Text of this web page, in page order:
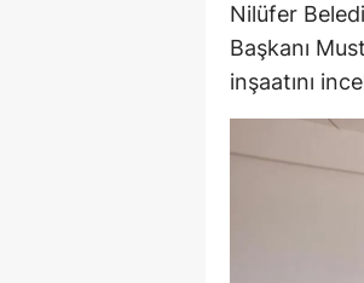
Nilüfer
Başkanı
inşaatını